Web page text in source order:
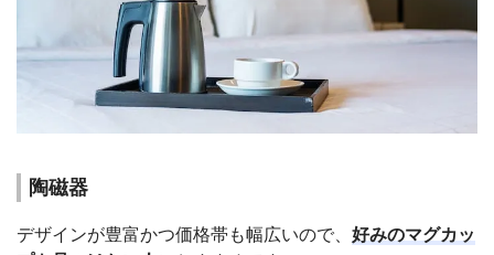
陶磁器
デザインが豊富かつ価格帯も幅広いので、 好みのマグカッ